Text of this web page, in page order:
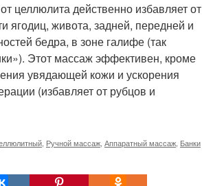
целлюлита действенно избавляет от
ягодиц, живота, задней, передней и
бедра, в зоне галифе (так
Этот массаж эффективен, кроме
увядающей кожи и ускорения
(избавляет от рубцов и
, Ручной массаж, Аппаратный массаж, Банки